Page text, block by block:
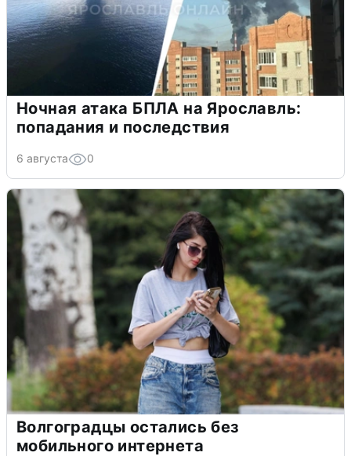
Ночная атака БПЛА на Ярославль:
попадания и последствия
6 августа 0
Волгоградцы остались без
мобильного интернета